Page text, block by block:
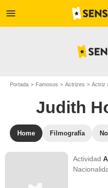
menu
Portada Famosos Actrizes Actriz
Judith
Home Filmografía
Actividad